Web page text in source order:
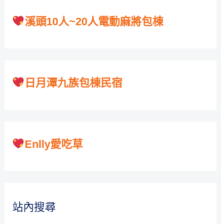
溪頭10人~20人電動麻將包棟
日月潭九族包棟民宿
Enlly愛吃草
站內搜尋